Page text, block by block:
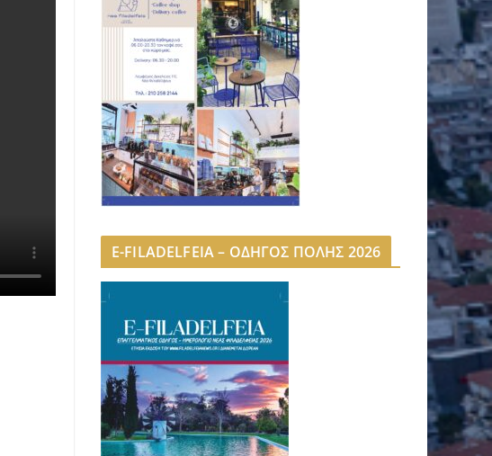
E-FILADELFEIA – ΟΔΗΓΟΣ ΠΟΛΗΣ 2026